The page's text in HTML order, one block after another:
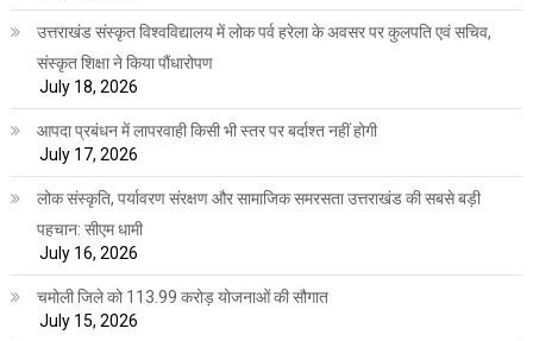
उत्तराखंड संस्कृत विश्वविद्यालय में लोक पर्व हरेला के अवसर पर कुलपति एवं सचिव,
संस्कृत शिक्षा ने किया पौंधारोपण
July 18, 2026
आपदा प्रबंधन में लापरवाही किसी भी स्तर पर बर्दाश्त नहीं होगी
July 17, 2026
लोक संस्कृति, पर्यावरण संरक्षण और सामाजिक समरसता उत्तराखंड की सबसे बड़ी
पहचान: सीएम धामी
July 16, 2026
चमोली जिले को 113.99 करोड़ योजनाओं की सौगात
July 15, 2026